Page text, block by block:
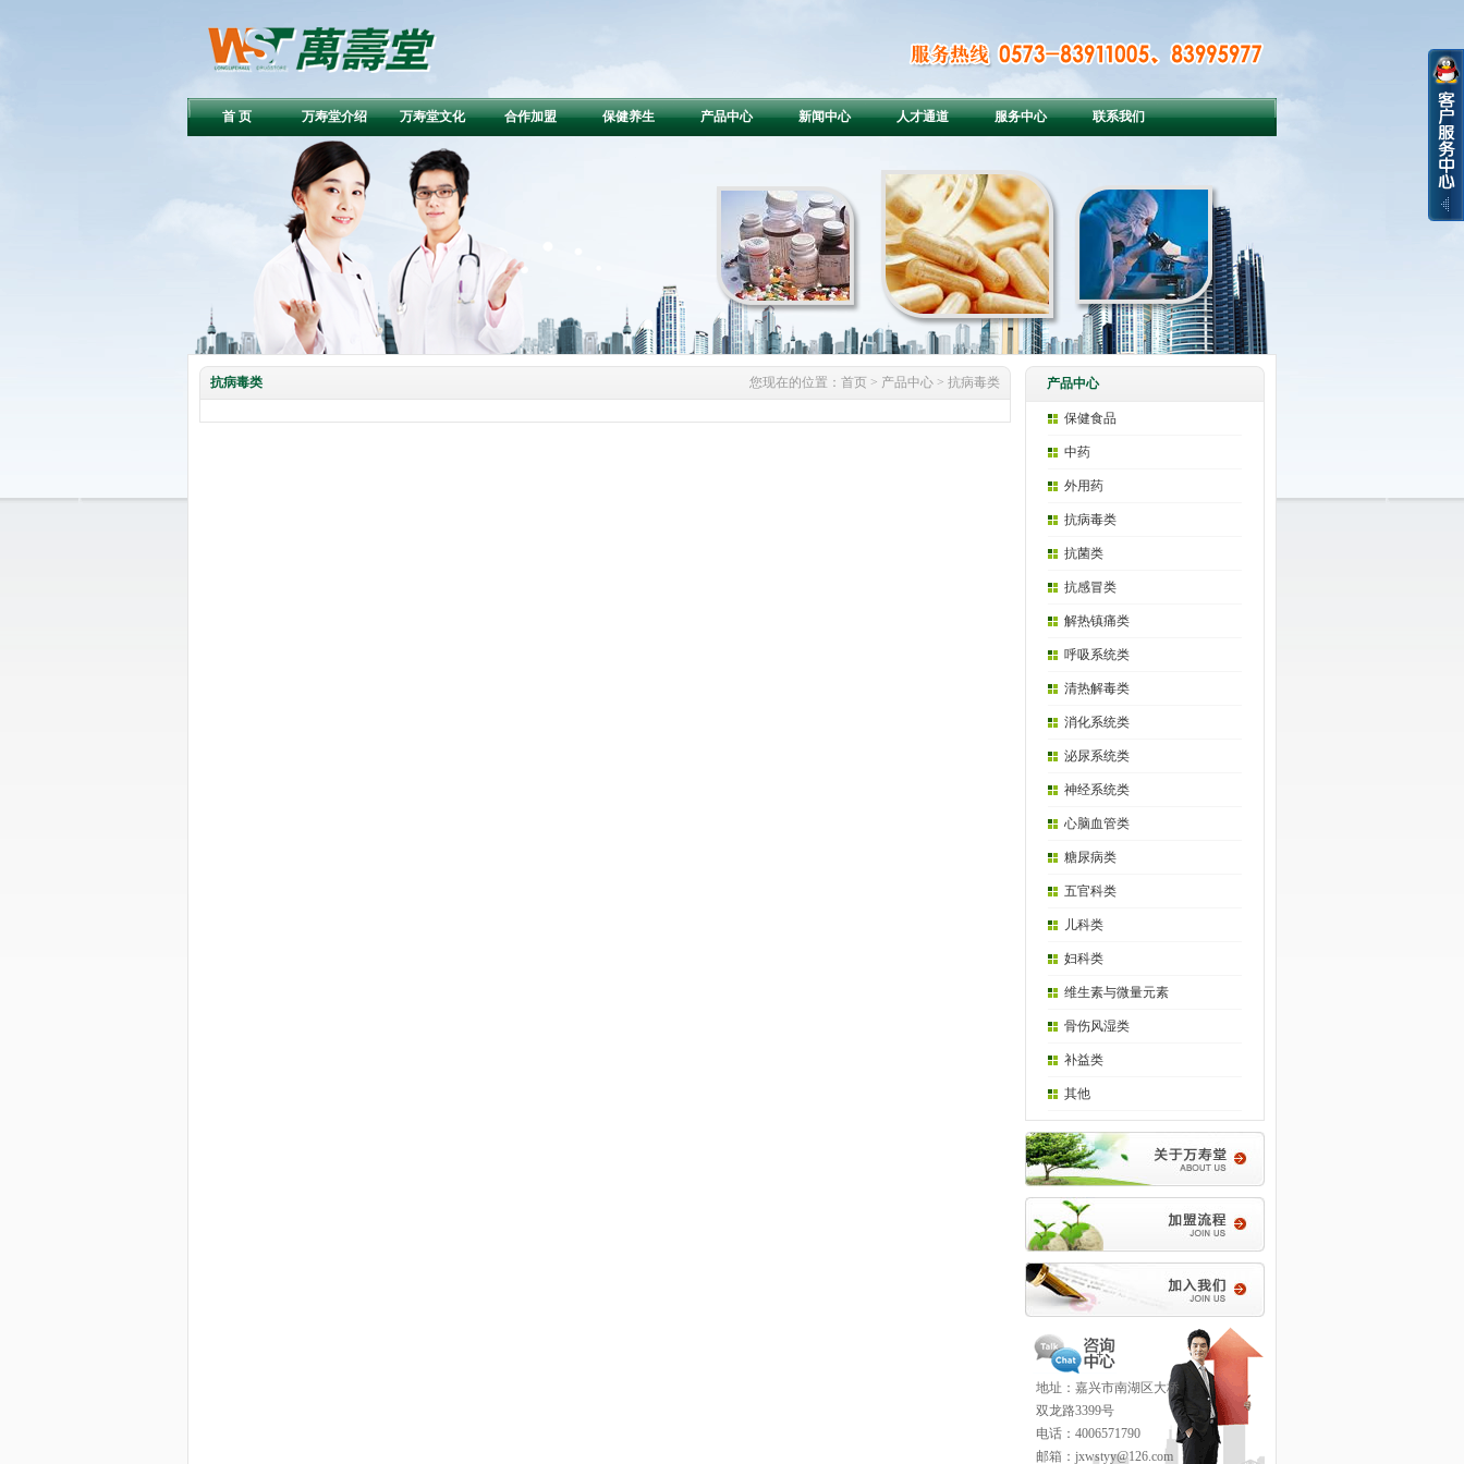
首 页 万寿堂介绍 万寿堂文化 合作加盟 保健养生 产品中心 新闻中心 人才通道 服务中心 联系我们
抗病毒类 您现在的位置： 首页 > 产品中心 > 抗病毒类 产品中心
保健食品
中药
外用药
抗病毒类
抗菌类
抗感冒类
解热镇痛类
呼吸系统类
清热解毒类
消化系统类
泌尿系统类
神经系统类
心脑血管类
糖尿病类
五官科类
儿科类
妇科类
维生素与微量元素
骨伤风湿类
补益类
其他
地址：嘉兴市南湖区大桥
双龙路3399号
电话：4006571790
邮箱：jxwstyy@126.com